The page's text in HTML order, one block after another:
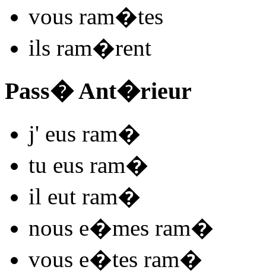
vous ram�tes
ils ram�rent
Pass� Ant�rieur
j' eus ram�
tu eus ram�
il eut ram�
nous e�mes ram�
vous e�tes ram�